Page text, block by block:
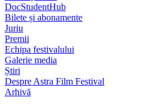
DocStudentHub
Bilete și abonamente
Juriu
Premii
Echipa festivalului
Galerie media
Știri
Despre Astra Film Festival
Arhivă